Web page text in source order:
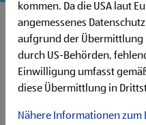
kommen. Da die USA laut
angemessenes
aufgrund der Übermittlung
durch US-Behörden,
Einwilligung umfasst
diese Übermittlung in
Nähere Informationen zum